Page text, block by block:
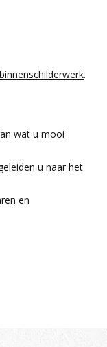
binnenschilderwerk.
wat u mooi
u naar het
en